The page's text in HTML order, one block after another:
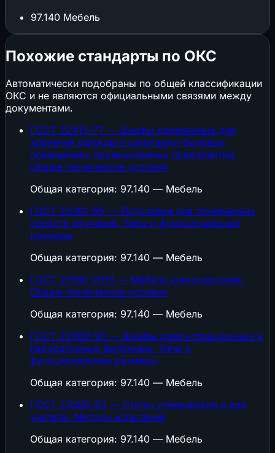
97.140 Мебель
Похожие стандарты по ОКС
Автоматически подобраны по общей классификации
ОКС и не являются официальными связями между
документами.
ГОСТ 22415-77 — Шкафы деревянные для
хранения одежды в санитарно-бытовых
помещениях промышленных предприятий.
Общие технические условия
Общая категория: 97.140 — Мебель
ГОСТ 22361-95 — Подставки для технических
средств обучения. Типы и функциональные
размеры
Общая категория: 97.140 — Мебель
ГОСТ 23190-2018 — Мебель книготорговая.
Общие технические условия
Общая категория: 97.140 — Мебель
ГОСТ 22360-95 — Шкафы демонстрационные и
лабораторные вытяжные. Типы и
функциональные размеры
Общая категория: 97.140 — Мебель
ГОСТ 23380-83 — Столы ученические и для
учителя. Методы испытаний
Общая категория: 97.140 — Мебель